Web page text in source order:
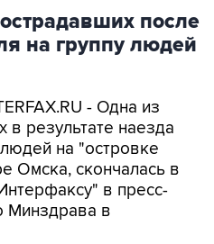
после
на группу людей
- Одна из
результате наезда
на "островке
Омска, скончалась в
в пресс-
Минздрава в